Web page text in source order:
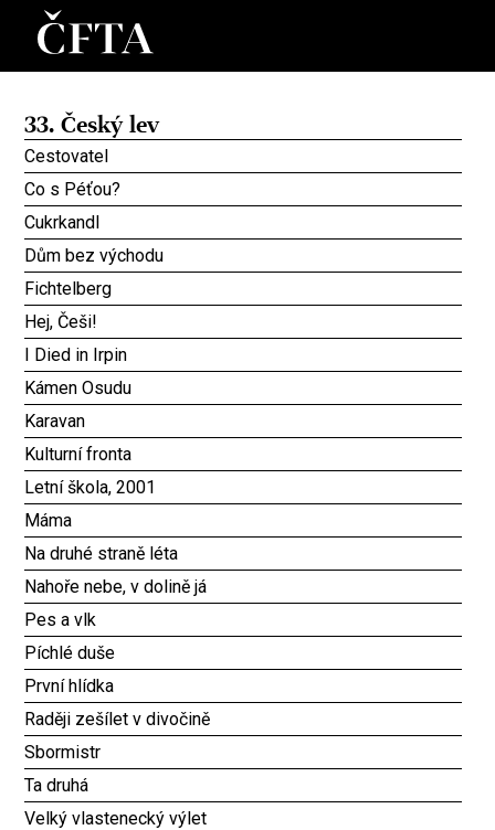
33. Český lev
Cestovatel
Co s Péťou?
Cukrkandl
Dům bez východu
Fichtelberg
Hej, Češi!
I Died in Irpin
Kámen Osudu
Karavan
Kulturní fronta
Letní škola, 2001
Máma
Na druhé straně léta
Nahoře nebe, v dolině já
Pes a vlk
Píchlé duše
První hlídka
Raději zešílet v divočině
Sbormistr
Ta druhá
Velký vlastenecký výlet